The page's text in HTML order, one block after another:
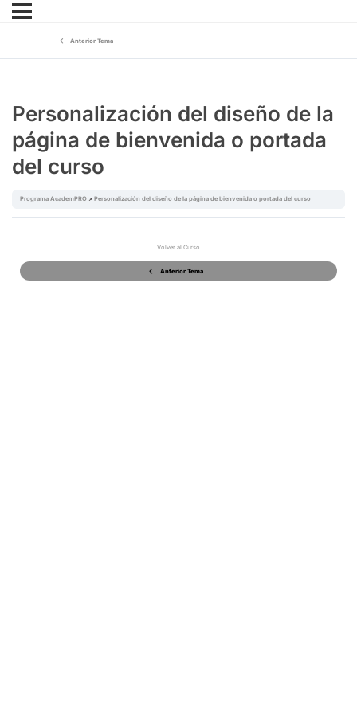
Anterior Tema
Personalización del diseño de la
página de bienvenida o portada
del curso
Programa AcademPRO Personalización del diseño de la página de bienvenida o portada del curso
Anterior Tema
Volver al Curso